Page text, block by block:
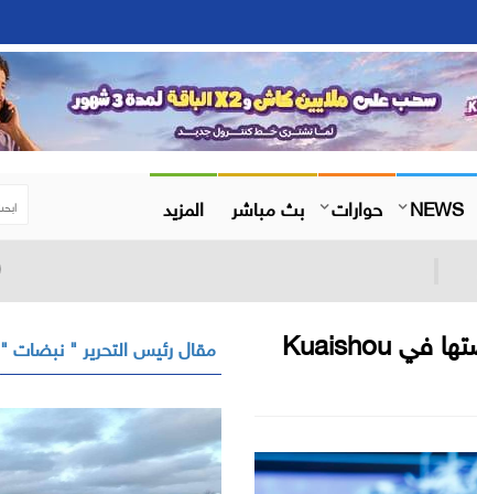
NEWS حوارات بث مباشر المزيد
مقال رئيس التحرير " نبضات "